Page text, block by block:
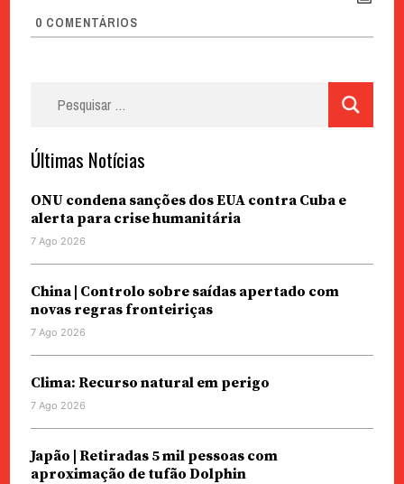
0 COMENTÁRIOS
Últimas Notícias
ONU condena sanções dos EUA contra Cuba e
alerta para crise humanitária
7 Ago 2026
China | Controlo sobre saídas apertado com
novas regras fronteiriças
7 Ago 2026
Clima: Recurso natural em perigo
7 Ago 2026
Japão | Retiradas 5 mil pessoas com
aproximação de tufão Dolphin